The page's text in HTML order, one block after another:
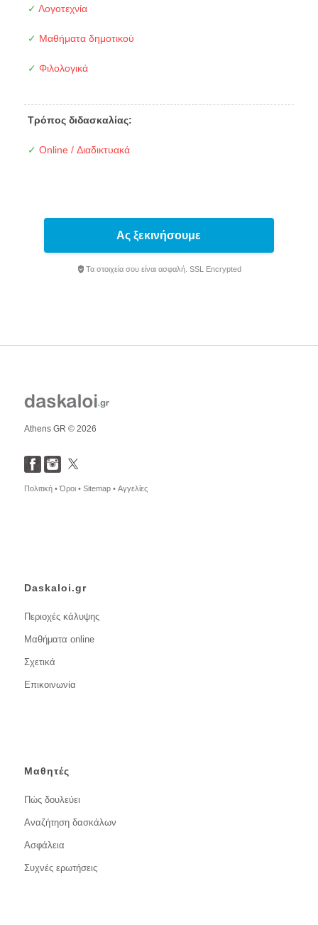
✓ Λογοτεχνία
✓ Μαθήματα δημοτικού
✓ Φιλολογικά
Τρόπος διδασκαλίας:
✓ Online / Διαδικτυακά
Ας ξεκινήσουμε
Τα στοιχεία σου είναι ασφαλή. SSL Encrypted
Athens GR © 2026
Πολιτική •Όροι • Sitemap • Αγγελίες
Daskaloi.gr
Περιοχές κάλυψης
Μαθήματα online
Σχετικά
Επικοινωνία
Μαθητές
Πώς δουλεύει
Αναζήτηση δασκάλων
Ασφάλεια
Συχνές ερωτήσεις